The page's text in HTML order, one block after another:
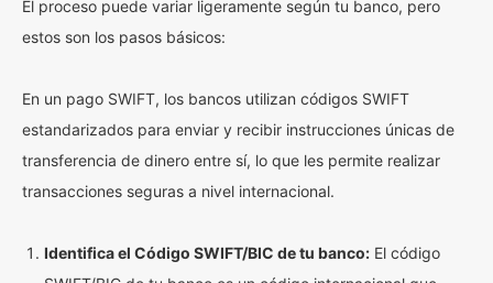
El proceso puede variar ligeramente según tu banco, pero
estos son los pasos básicos:
En un pago SWIFT, los bancos utilizan códigos SWIFT
estandarizados para enviar y recibir instrucciones únicas de
transferencia de dinero entre sí, lo que les permite realizar
transacciones seguras a nivel internacional.
Identifica el Código SWIFT/BIC de tu banco: El código